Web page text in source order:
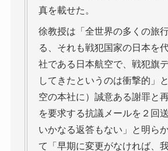
真を載せた。
徐教授は「全世界の多くの旅
る、それも戦犯国家の日本を
社である日本航空で、戦犯旗
してきたというのは衝撃的」
空の本社に）誠意ある謝罪と
を要求する抗議メールを２回
いかなる返答もない」と明ら
て「早期に変更がなければ、